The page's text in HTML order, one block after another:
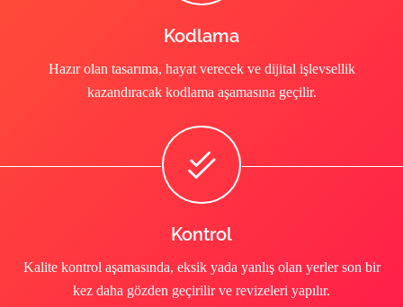
Kodlama
Hazır olan tasarıma, hayat verecek ve dijital işlevsellik
kazandıracak kodlama aşamasına geçilir.
Kontrol
Kalite kontrol aşamasında, eksik yada yanlış olan yerler son bir
kez daha gözden geçirilir ve revizeleri yapılır.